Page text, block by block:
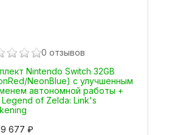
0 отзывов
Nintendo Switch 32GB
NeonBlue) с улучшенным
автономной работы +
of Zelda: Link's
677 ₽